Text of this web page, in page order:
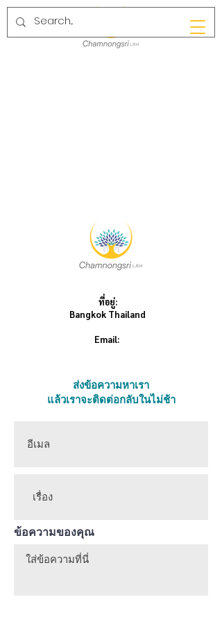
ที่อยู่:
Bangkok Thailand
Email:
ส่งข้อความหาเรา
แล้วเราจะติดต่อกลับในไม่ช้า
ข้อความของคุณ